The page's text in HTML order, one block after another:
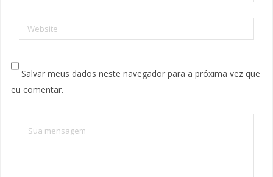
Website
Salvar meus dados neste navegador para a próxima vez que
eu comentar.